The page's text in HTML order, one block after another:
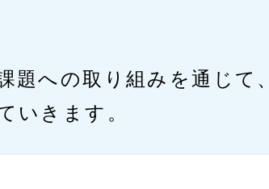
題への取り組みを通じて、
いきます。